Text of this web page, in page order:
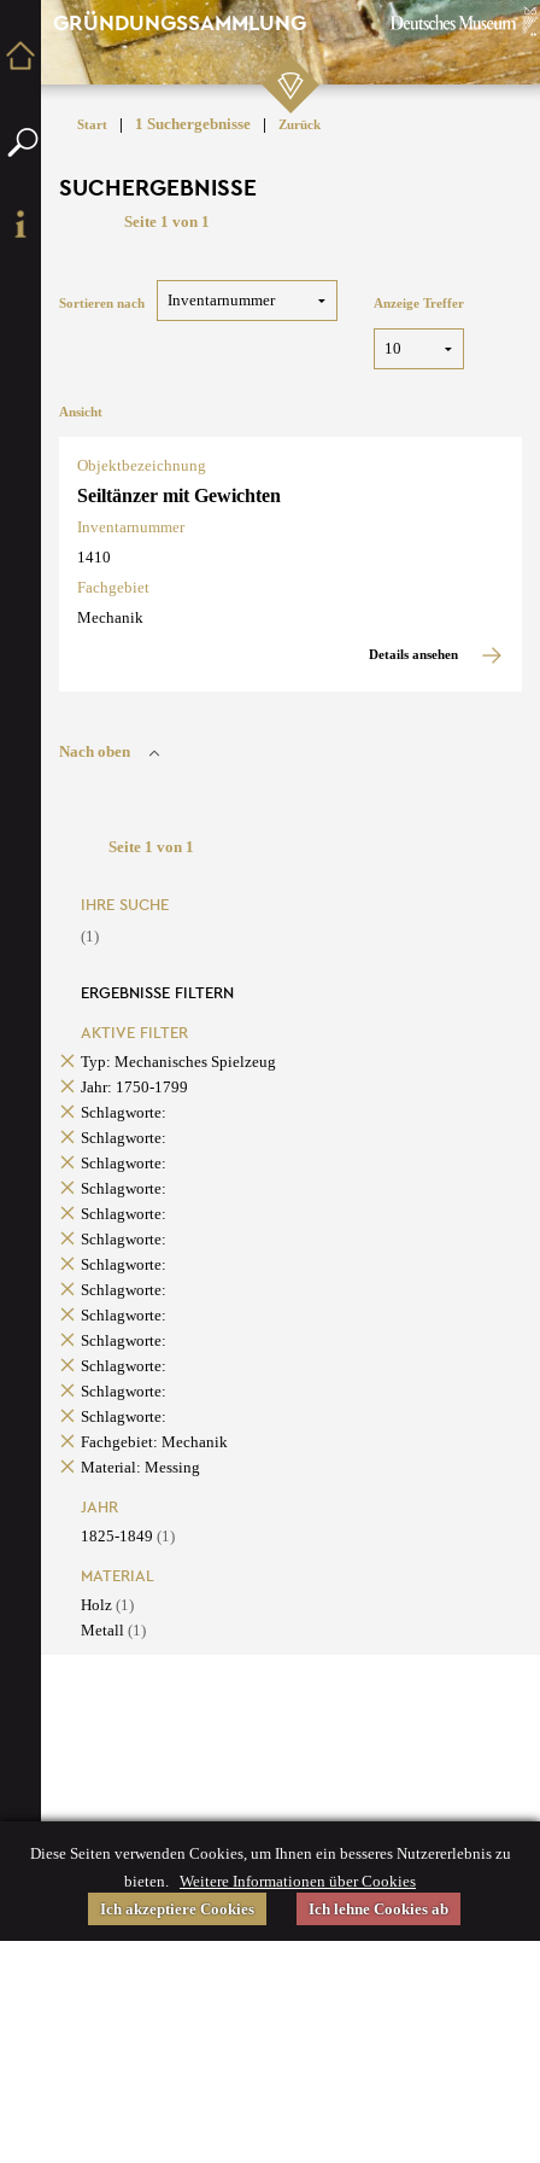
GRÜNDUNGSSAMMLUNG
Start | 1 Suchergebnisse | Zurück
SUCHERGEBNISSE
Seite 1 von 1
Sortieren nach Anzeige Treffer
Ansicht
Objektbezeichnung
Seiltänzer mit Gewichten
Inventarnummer
1410
Fachgebiet
Mechanik
Details ansehen
Nach oben
Seite 1 von 1
IHRE SUCHE
(1)
ERGEBNISSE FILTERN
AKTIVE FILTER
Typ: Mechanisches Spielzeug
Jahr: 1750-1799
Schlagworte:
Schlagworte:
Schlagworte:
Schlagworte:
Schlagworte:
Schlagworte:
Schlagworte:
Schlagworte:
Schlagworte:
Schlagworte:
Schlagworte:
Schlagworte:
Schlagworte:
Fachgebiet: Mechanik
Material: Messing
JAHR
1825-1849 (1)
MATERIAL
Holz (1)
Metall (1)
Diese Seiten verwenden Cookies, um Ihnen ein besseres Nutzererlebnis zu
bieten. Weitere Informationen über Cookies
Ich akzeptiere Cookies
Ich lehne Cookies ab